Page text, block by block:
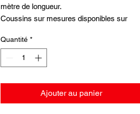
mètre de longueur.
Coussins sur mesures disponibles sur
Quantité *
Ajouter au panier